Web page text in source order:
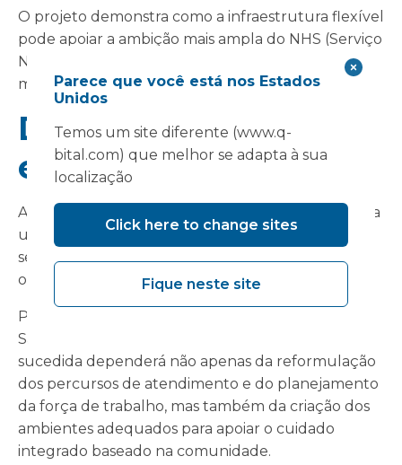
O projeto demonstra como a infraestrutura flexível
pode apoiar a ambição mais ampla do NHS (Serviço
Nacional de Saúde do Reino Unido) de fornecer
mais cuidados perto das casas dos pacientes.
Da estratégia à
execução.
A Estratégia de Saúde da Mulher renovada sinaliza
uma mudança importante na forma como os
serviços de saúde da mulher serão cada vez mais
organizados e prestados em toda a Inglaterra.
Para as organizações do NHS (Serviço Nacional de
Saúde do Reino Unido), a implementação bem-
sucedida dependerá não apenas da reformulação
dos percursos de atendimento e do planejamento
da força de trabalho, mas também da criação dos
ambientes adequados para apoiar o cuidado
integrado baseado na comunidade.
Parece que você está nos Estados
Unidos
Temos um site diferente (www.q-
bital.com) que melhor se adapta à sua
localização
Click here to change sites
Fique neste site